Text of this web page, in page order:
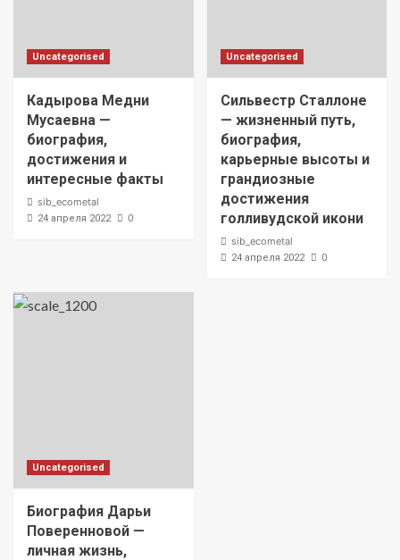
Uncategorised
Кадырова Медни
Мусаевна —
биография,
достижения и
интересные факты
sib_ecometal
24 апреля 2022 0
Uncategorised
Сильвестр Сталлоне
— жизненный путь,
биография,
карьерные высоты и
грандиозные
достижения
голливудской икони
sib_ecometal
24 апреля 2022 0
Uncategorised
Биография Дарьи
Поверенновой —
личная жизнь,